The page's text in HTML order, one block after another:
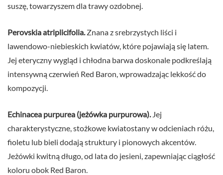
suszę, towarzyszem dla trawy ozdobnej.
Perovskia atriplicifolia. Znana z srebrzystych liści i
lawendowo-niebieskich kwiatów, które pojawiają się latem.
Jej eteryczny wygląd i chłodna barwa doskonale podkreślają
intensywną czerwień Red Baron, wprowadzając lekkość do
kompozycji.
Echinacea purpurea (jeżówka purpurowa). Jej
charakterystyczne, stożkowe kwiatostany w odcieniach różu,
fioletu lub bieli dodają struktury i pionowych akcentów.
Jeżówki kwitną długo, od lata do jesieni, zapewniając ciągłość
koloru obok Red Baron.